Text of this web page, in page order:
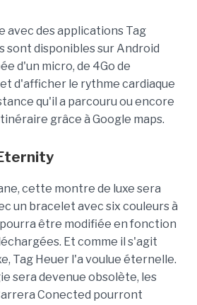
avec des applications Tag
sont disponibles sur Android
d'un micro, de 4Go de
d'afficher le rythme cardiaque
qu'il a parcouru ou encore
grâce à Google maps.
cette montre de luxe sera
un bracelet avec six couleurs à
être modifiée en fonction
Et comme il s'agit
Tag Heuer l'a voulue éternelle.
sera devenue obsolète, les
Conected pourront